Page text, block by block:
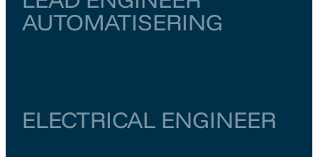
AUTOMATISERING
ELECTRICAL ENGINEER